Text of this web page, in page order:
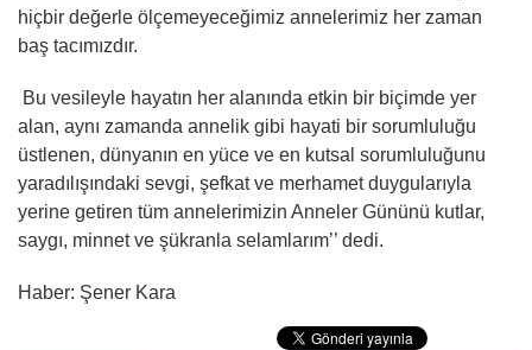
hiçbir değerle ölçemeyeceğimiz annelerimiz her zaman
baş tacımızdır.
Bu vesileyle hayatın her alanında etkin bir biçimde yer
alan, aynı zamanda annelik gibi hayati bir sorumluluğu
üstlenen, dünyanın en yüce ve en kutsal sorumluluğunu
yaradılışındaki sevgi, şefkat ve merhamet duygularıyla
yerine getiren tüm annelerimizin Anneler Gününü kutlar,
saygı, minnet ve şükranla selamlarım’’ dedi.
Haber: Şener Kara